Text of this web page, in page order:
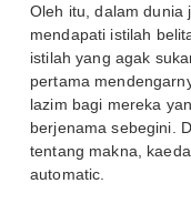
Oleh itu, dalam dunia
mendapati istilah
istilah yang agak
pertama
lazim bagi mereka
berjenama sebegini.
tentang makna,
automatic.